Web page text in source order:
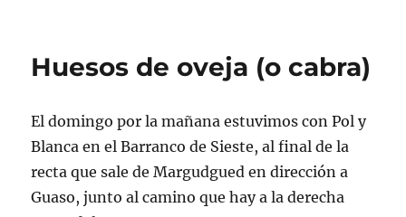
Huesos de oveja (o cabra)
El domingo por la mañana estuvimos con Pol y
Blanca en el Barranco de Sieste, al final de la
recta que sale de Margudgued en dirección a
Guaso, junto al camino que hay a la derecha